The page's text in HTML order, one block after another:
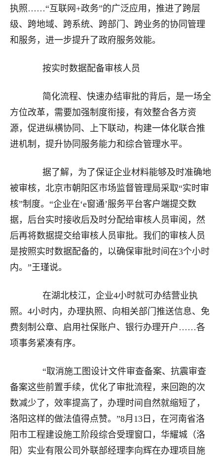
执照……“互联网+政务”的广泛应用，推进了跨层
级、跨地域、跨系统、跨部门、跨业务的协同管理
和服务，进一步提升了政府服务效能。
按实时数据配备审核人员
简化流程、快速办结审批的背后，是一场全
方位改革，需要加强制度衔接，有效整合各方资
源，促进纵横协同、上下联动，构建一体化联合推
进机制，提升协同服务能力和综合管理水平。
据了解，为了保证企业材料能够及时准确地
被审核，北京市朝阳区市场监督管理局采取“实时审
核”制度。“企业在‘e窗通’服务平台客户端提交数
据，后台实时接收后及时分配给审核人员审阅，然
后再将数据提交给审核人员审批。我们的审核人员
是按照实时数据配备的，以确保审批时间在3个小时
内。”王瑾说。
在湖北枝江，企业4小时就可办结营业执
照。4小时内，办理执照、向相关部门推送信息、免
费刻制公章、启用社保账户、银行办理开户……各
项事务紧凑有序。
“取消施工图设计文件审查备案、抗震审查
备案这些前置手续，优化了审批流程，来回跑的次
数减少了，效率提高了，办理时间自然就缩短了，
洛阳这样的做法值得点赞。”8月13日，在河南省洛
阳市工程建设施工阶段综合受理窗口，华耀城（洛
阳）实业有限公司外联部经理李向辉在办理项目施